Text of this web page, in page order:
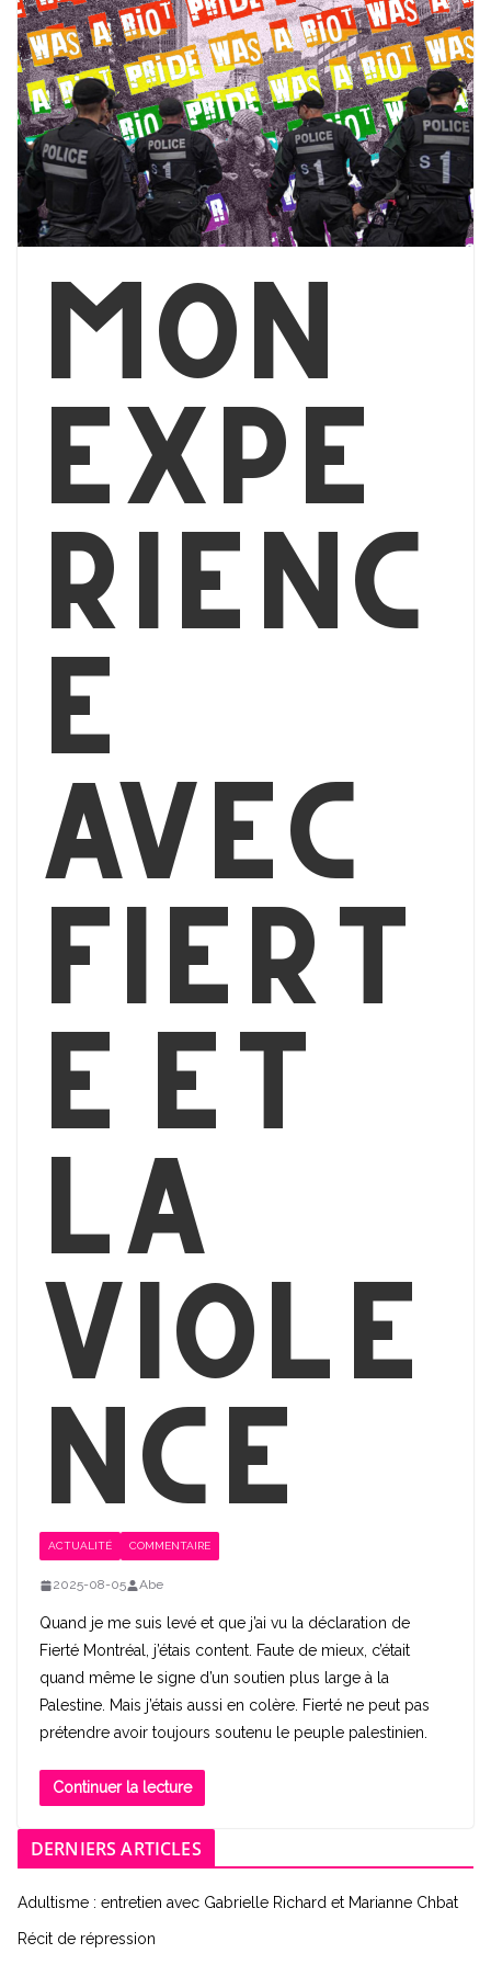
Mon
expé
rienc
e
avec
Fiert
é et
la
viole
nce
ACTUALITÉ COMMENTAIRE
2025-08-05 Abe
Quand je me suis levé et que j’ai vu la déclaration de
Fierté Montréal, j’étais content. Faute de mieux, c’était
quand même le signe d’un soutien plus large à la
Palestine. Mais j’étais aussi en colère. Fierté ne peut pas
prétendre avoir toujours soutenu le peuple palestinien.
Continuer la lecture
DERNIERS ARTICLES
Adultisme : entretien avec Gabrielle Richard et Marianne Chbat
Récit de répression